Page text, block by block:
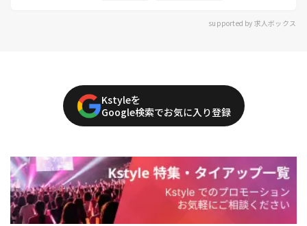
supported by 求人ボックス
Kstyleを
Google検索でお気に入り登録